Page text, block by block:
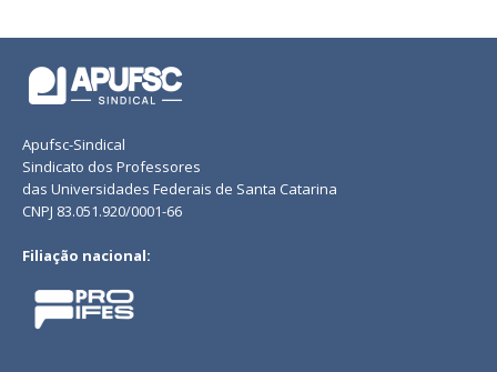
Apufsc-Sindical
Sindicato dos Professores
das Universidades Federais de Santa Catarina
CNPJ 83.051.920/0001-66
Filiação nacional: